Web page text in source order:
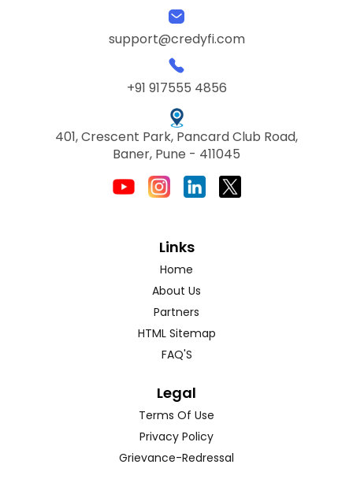
support@credyfi.com
+91 917555 4856
401, Crescent Park, Pancard Club Road,
Baner, Pune - 411045
Links
Home
About Us
Partners
HTML Sitemap
FAQ'S
Legal
Terms Of Use
Privacy Policy
Grievance-Redressal